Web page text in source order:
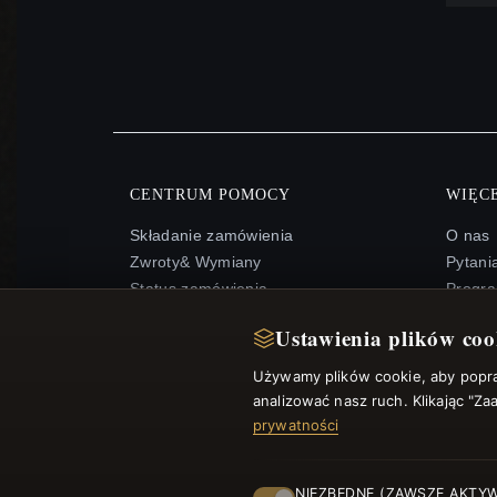
Ustawienia plików
Używamy plików cookie, aby
analizować nasz ruch. Klikając
prywatności
NIEZBĘDNE (ZAWSZE
CENTRUM POMOCY
Składanie zamówienia
Zwroty& Wymiany
Status zamówienia
Moje konto& Nagrody
Skontaktuj się z nami
O nas
FAQ: